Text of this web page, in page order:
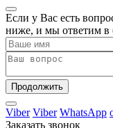
Если у Вас есть
ниже, и мы ответим в
Продолжить
Viber Viber WhatsApp
Заказать звонок